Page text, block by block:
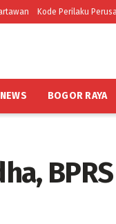
Kode Perilaku
NEWS BOGOR RAYA